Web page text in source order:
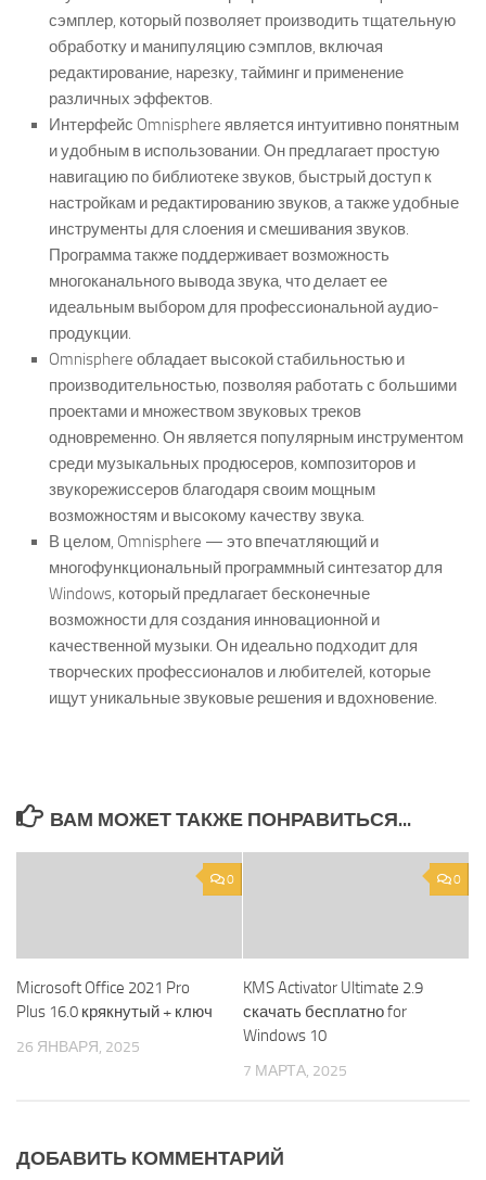
сэмплер, который позволяет производить тщательную
обработку и манипуляцию сэмплов, включая
редактирование, нарезку, тайминг и применение
различных эффектов.
Интерфейс Omnisphere является интуитивно понятным
и удобным в использовании. Он предлагает простую
навигацию по библиотеке звуков, быстрый доступ к
настройкам и редактированию звуков, а также удобные
инструменты для слоения и смешивания звуков.
Программа также поддерживает возможность
многоканального вывода звука, что делает ее
идеальным выбором для профессиональной аудио-
продукции.
Omnisphere обладает высокой стабильностью и
производительностью, позволяя работать с большими
проектами и множеством звуковых треков
одновременно. Он является популярным инструментом
среди музыкальных продюсеров, композиторов и
звукорежиссеров благодаря своим мощным
возможностям и высокому качеству звука.
В целом, Omnisphere — это впечатляющий и
многофункциональный программный синтезатор для
Windows, который предлагает бесконечные
возможности для создания инновационной и
качественной музыки. Он идеально подходит для
творческих профессионалов и любителей, которые
ищут уникальные звуковые решения и вдохновение.
ВАМ МОЖЕТ ТАКЖЕ ПОНРАВИТЬСЯ...
0
Microsoft Office 2021 Pro
Plus 16.0 крякнутый + ключ
26 ЯНВАРЯ, 2025
0
KMS Activator Ultimate 2.9
скачать бесплатно for
Windows 10
7 МАРТА, 2025
ДОБАВИТЬ КОММЕНТАРИЙ